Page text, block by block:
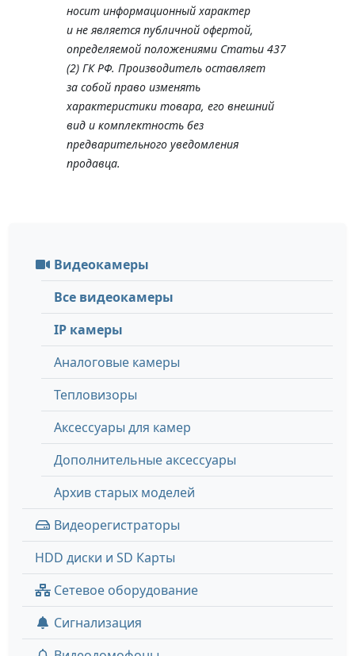
носит информационный характер
и не является публичной офертой,
определяемой положениями Статьи 437
(2) ГК РФ. Производитель оставляет
за собой право изменять
характеристики товара, его внешний
вид и комплектность без
предварительного уведомления
продавца.
Видеокамеры
Все видеокамеры
IP камеры
Аналоговые камеры
Тепловизоры
Аксессуары для камер
Дополнительные аксессуары
Архив старых моделей
Видеорегистраторы
HDD диски и SD Карты
Сетевое оборудование
Сигнализация